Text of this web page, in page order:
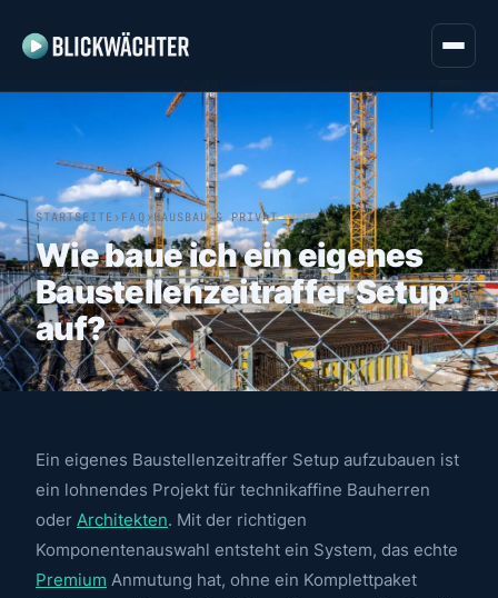
STARTSEITE › FAQ ›HAUSBAU & PRIVAT
Wie baue ich ein eigenes
Baustellenzeitraffer Setup
auf?
Ein eigenes Baustellenzeitraffer Setup aufzubauen ist
ein lohnendes Projekt für technikaffine Bauherren
oder Architekten. Mit der richtigen
Komponentenauswahl entsteht ein System, das echte
Premium Anmutung hat, ohne ein Komplettpaket